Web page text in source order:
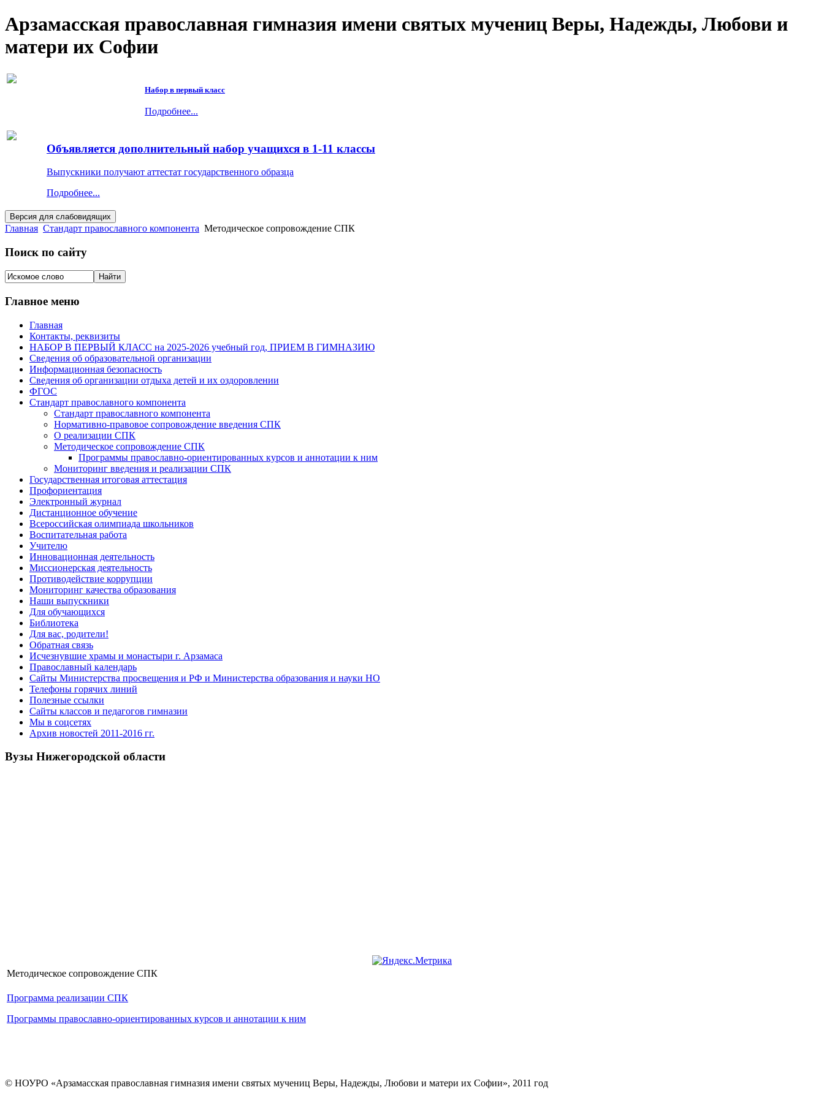
Арзамасская православная гимназия имени святых мучениц Веры, Надежды, Любови и
матери их Софии
Набор в первый класс
Подробнее...
Объявляется дополнительный набор учащихся в 1-11 классы
Выпускники получают аттестат государственного образца
Подробнее...
Главная Стандарт православного компонента Методическое сопровождение СПК
Поиск по сайту
Главное меню
Главная
Контакты, реквизиты
НАБОР В ПЕРВЫЙ КЛАСС на 2025-2026 учебный год, ПРИЕМ В ГИМНАЗИЮ
Сведения об образовательной организации
Информационная безопасность
Сведения об организации отдыха детей и их оздоровлении
ФГОС
Стандарт православного компонента
Стандарт православного компонента
Нормативно-правовое сопровождение введения СПК
О реализации СПК
Методическое сопровождение СПК
Программы православно-ориентированных курсов и аннотации к ним
Мониторинг введения и реализации СПК
Государственная итоговая аттестация
Профориентация
Электронный журнал
Дистанционное обучение
Всероcсийская олимпиада школьников
Воспитательная работа
Учителю
Инновационная деятельность
Миссионерская деятельность
Противодействие коррупции
Мониторинг качества образования
Наши выпускники
Для обучающихся
Библиотека
Для вас, родители!
Обратная связь
Исчезнувшие храмы и монастыри г. Арзамаса
Православный календарь
Сайты Министерства просвещения и РФ и Министерства образования и науки НО
Телефоны горячих линий
Полезные ссылки
Сайты классов и педагогов гимназии
Мы в соцсетях
Архив новостей 2011-2016 гг.
Вузы Нижегородской области
Методическое сопровождение СПК
Программа реализации СПК
Программы православно-ориентированных курсов и аннотации к ним
© НОУРО «Арзамасская православная гимназия имени святых мучениц Веры, Надежды, Любови и матери их Софии», 2011 год